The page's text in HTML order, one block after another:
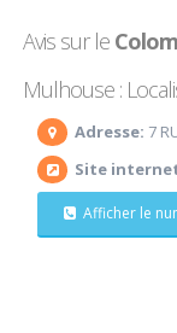
Avis sur le
Mulhouse :
Adresse: 7
Site
Afficher le